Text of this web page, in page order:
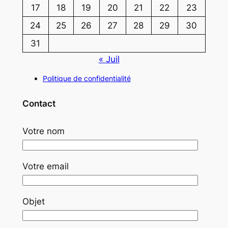
17
18 19 20 21 22
23
24
25 26 27 28 29
30
31
« Juil
Politique de confidentialité
Contact
Votre nom
Votre email
Objet